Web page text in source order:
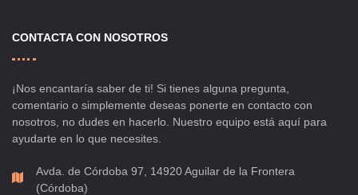
CONTACTA CON NOSOTROS
¡Nos encantaría saber de ti! Si tienes alguna pregunta,
comentario o simplemente deseas ponerte en contacto con
nosotros, no dudes en hacerlo. Nuestro equipo está aquí para
ayudarte en lo que necesites.
Avda. de Córdoba 97, 14920 Aguilar de la Frontera
(Córdoba)